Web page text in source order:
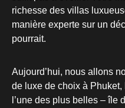
richesse des villas
manière experte sur un
pourrait.
Aujourd’hui, nous allons
de luxe de choix à
l’une des plus belles – île